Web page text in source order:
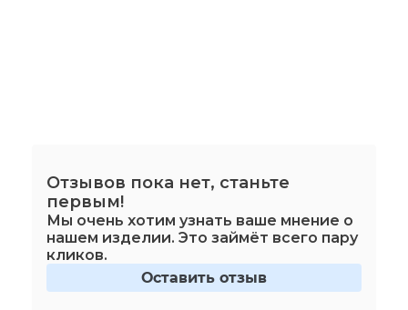
Отзывов пока нет, станьте
первым!
Мы очень хотим узнать ваше мнение о
нашем изделии. Это займёт всего пару
кликов.
Оставить отзыв